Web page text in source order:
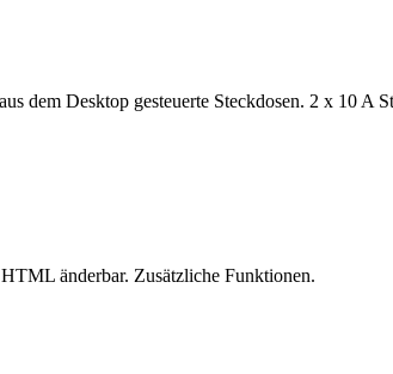
dem Desktop gesteuerte Steckdosen. 2 x 10 A
änderbar. Zusätzliche Funktionen.